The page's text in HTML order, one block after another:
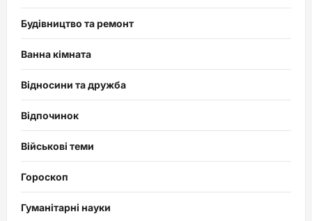
Будівництво та ремонт
Ванна кімната
Відносини та дружба
Відпочинок
Військові теми
Гороскоп
Гуманітарні науки